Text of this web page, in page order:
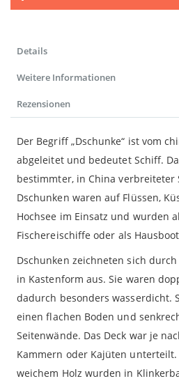
Details
Weitere Informationen
Rezensionen
Der Begriff „Dschunke“ ist vom
abgeleitet und bedeutet Schiff.
bestimmter, in China verbreiteter
Dschunken waren auf Flüssen,
Hochsee im Einsatz und wurden
Fischereischiffe oder als
Dschunken zeichneten sich
in Kastenform aus. Sie waren
dadurch besonders wasserdicht.
einen flachen Boden und
Seitenwände. Das Deck war je
Kammern oder Kajüten unterteilt.
weichem Holz wurden in